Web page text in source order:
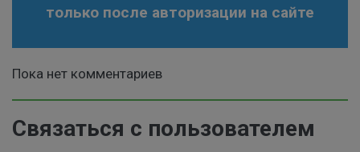
только после авторизации на сайте
Пока нет комментариев
Связаться с пользователем